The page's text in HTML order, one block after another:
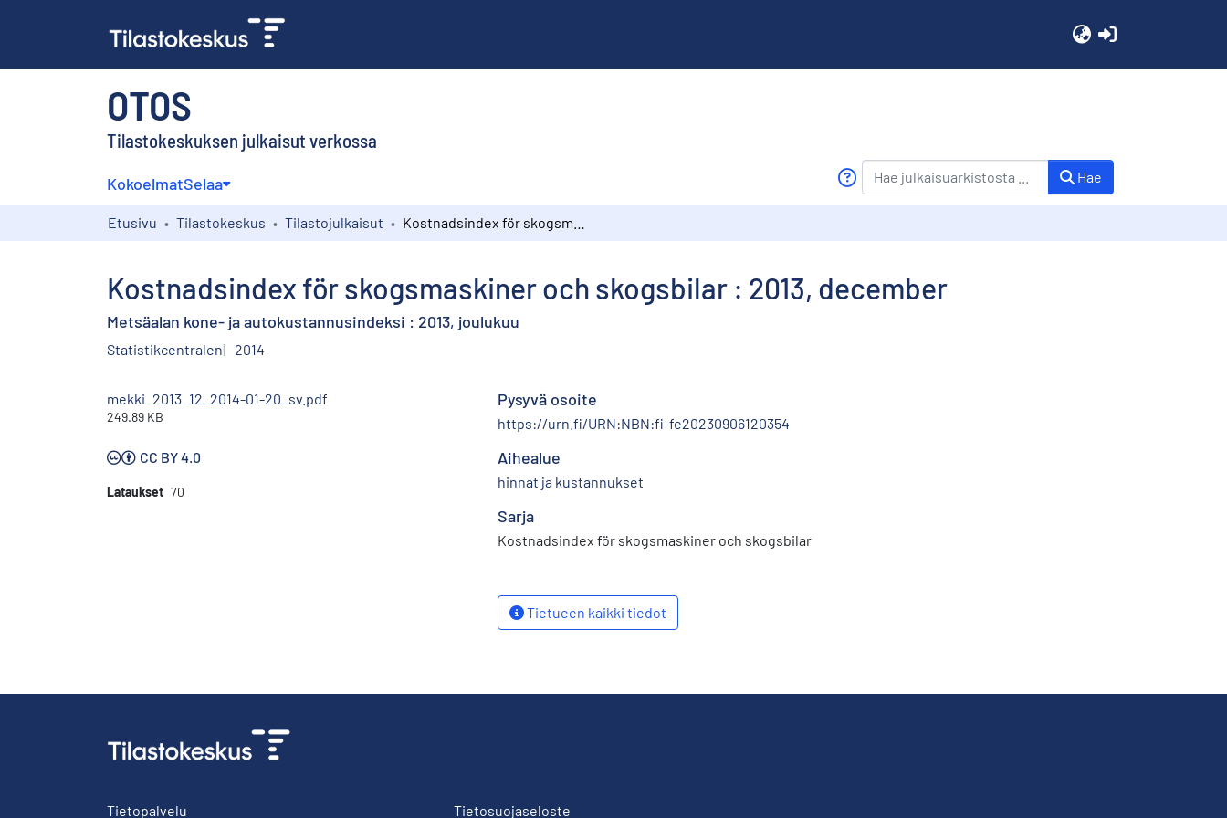
OTOS
Tilastokeskuksen julkaisut verkossa
KokoelmatSelaa Hae
Etusivu Tilastokeskus Tilastojulkaisut
Kostnadsindex för skogsmaskiner och skogsbilar : 2013, december
Metsäalan kone- ja autokustannusindeksi : 2013, joulukuu
Statistikcentralen 2014
mekki_2013_12_2014-01-20_sv.pdf
249.89 KB
CC BY 4.0
Lataukset 70
Pysyvä osoite
https://urn.fi/URN:NBN:fi-fe20230906120354
Aihealue
hinnat ja kustannukset
Sarja
Kostnadsindex för skogsmaskiner och skogsbilar
Tietueen kaikki tiedot
Tietopalvelu Tietosuojaseloste